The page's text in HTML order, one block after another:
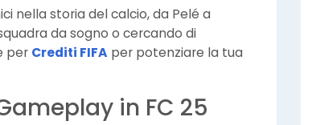
nella storia del calcio, da Pelé a
da sogno o cercando di
per Crediti FIFA per potenziare la tua
in FC 25